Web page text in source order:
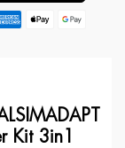
Kit 3in1